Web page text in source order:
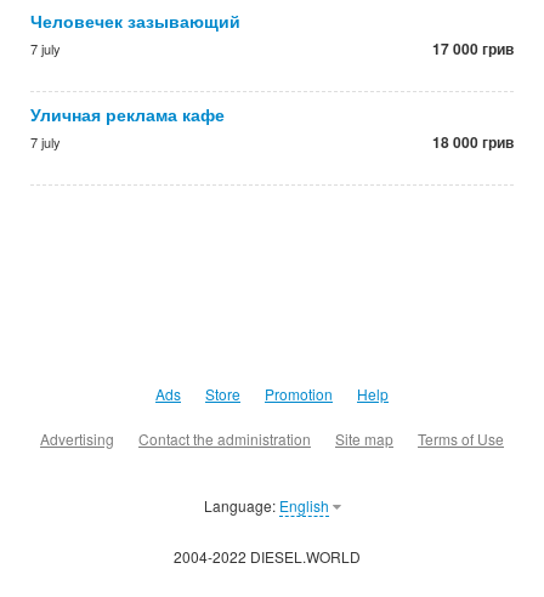
Человечек зазывающий
7 july 17 000 грив
Уличная реклама кафе
7 july 18 000 грив
Ads Store Promotion Help
Advertising Contact the administration Site map Terms of Use
Language: English
2004-2022 DIESEL.WORLD